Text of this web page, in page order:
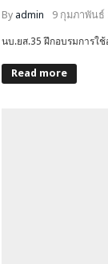
By admin 9 กุมภาพันธ์
นบ.ยส.35 ฝึกอบรมการใ
Read more